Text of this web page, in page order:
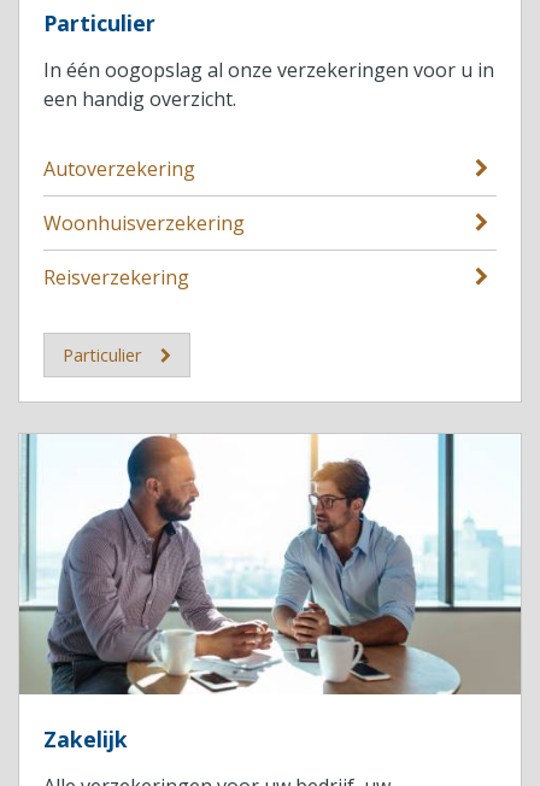
Particulier
In één oogopslag al onze verzekeringen voor u in
een handig overzicht.
Autoverzekering
Woonhuisverzekering
Reisverzekering
Particulier
Zakelijk